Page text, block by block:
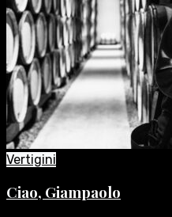
Vertigini
Ciao, Giampaolo